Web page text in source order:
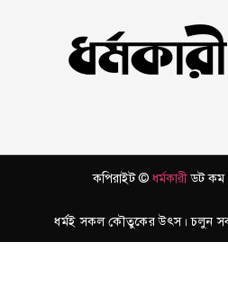
কপিরাইট © ধর্মকারীডট কম |
ধর্মই সকল কৌতুকের উৎস। চলুন